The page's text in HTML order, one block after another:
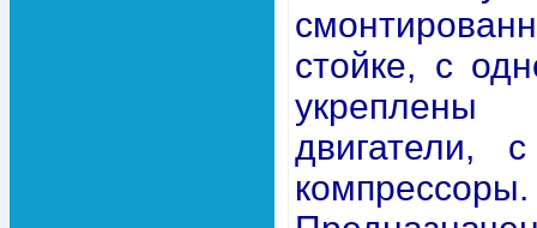
стойке, с
двигатели,
компрессоры.